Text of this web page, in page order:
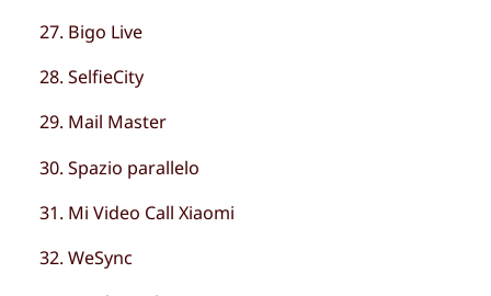
Bigo Live
SelfieCity
Mail Master
Spazio parallelo
Mi Video Call Xiaomi
WeSync